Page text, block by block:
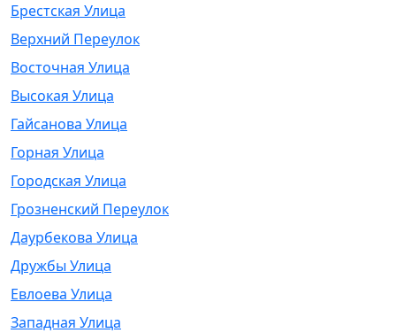
Брестская Улица
Верхний Переулок
Восточная Улица
Высокая Улица
Гайсанова Улица
Горная Улица
Городская Улица
Грозненский Переулок
Даурбекова Улица
Дружбы Улица
Евлоева Улица
Западная Улица